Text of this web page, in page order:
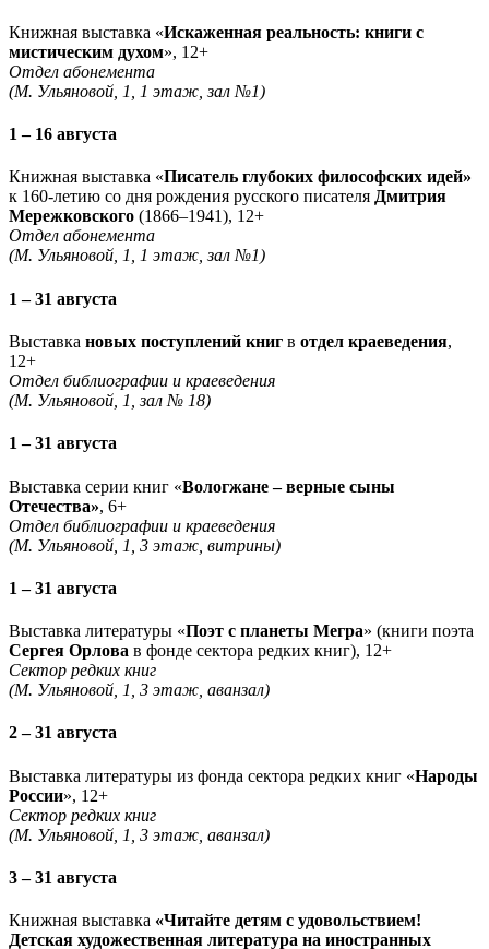
Книжная выставка «Искаженная реальность: книги с
мистическим духом», 12+
Отдел абонемента
(М. Ульяновой, 1, 1 этаж, зал №1)
1 – 16 августа
Книжная выставка «Писатель глубоких философских идей»
к 160-летию со дня рождения русского писателя Дмитрия
Мережковского (1866–1941), 12+
Отдел абонемента
(М. Ульяновой, 1, 1 этаж, зал №1)
1 – 31 августа
Выставка новых поступлений книг в отдел краеведения,
12+
Отдел библиографии и краеведения
(М. Ульяновой, 1, зал № 18)
1 – 31 августа
Выставка серии книг «Вологжане – верные сыны
Отечества», 6+
Отдел библиографии и краеведения
(М. Ульяновой, 1, 3 этаж, витрины)
1 – 31 августа
Выставка литературы «Поэт с планеты Мегра» (книги поэта
Сергея Орлова в фонде сектора редких книг), 12+
Сектор редких книг
(М. Ульяновой, 1, 3 этаж, аванзал)
2 – 31 августа
Выставка литературы из фонда сектора редких книг «Народы
России», 12+
Сектор редких книг
(М. Ульяновой, 1, 3 этаж, аванзал)
3 – 31 августа
Книжная выставка «Читайте детям с удовольствием!
Детская художественная литература на иностранных